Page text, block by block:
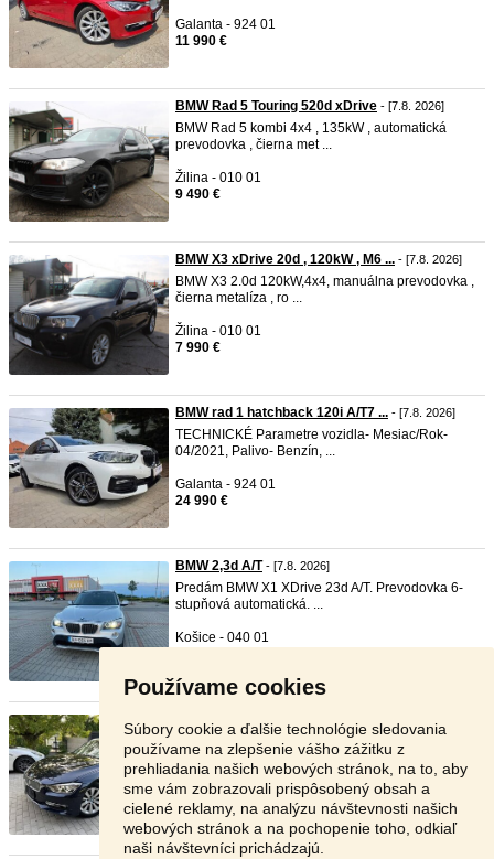
Používame cookies
Súbory cookie a ďalšie technológie sledovania
používame na zlepšenie vášho zážitku z
prehliadania našich webových stránok, na to, aby
sme vám zobrazovali prispôsobený obsah a
cielené reklamy, na analýzu návštevnosti našich
webových stránok a na pochopenie toho, odkiaľ
naši návštevníci prichádzajú.
Galanta - 924 01
11 990 €
BMW Rad 5 Touring 520d xDrive - [7.8. 2026]
BMW Rad 5 kombi 4x4 , 135kW , automatická
prevodovka , čierna met ...
Žilina - 010 01
9 490 €
BMW X3 xDrive 20d , 120kW , M6 ... - [7.8. 2026]
BMW X3 2.0d 120kW,4x4, manuálna prevodovka ,
čierna metalíza , ro ...
Žilina - 010 01
7 990 €
BMW rad 1 hatchback 120i A/T7 ... - [7.8. 2026]
TECHNICKÉ Parametre vozidla- Mesiac/Rok-
04/2021, Palivo- Benzín, ...
Galanta - 924 01
24 990 €
BMW 2,3d A/T- [7.8. 2026]
Predám BMW X1 XDrive 23d A/T. Prevodovka 6-
stupňová automatická. ...
Košice - 040 01
Predám BMW 318d vo výbave Modern Line, rok
výroby 2014. Auto je d ...
Žilina - 010 07
8 700 €